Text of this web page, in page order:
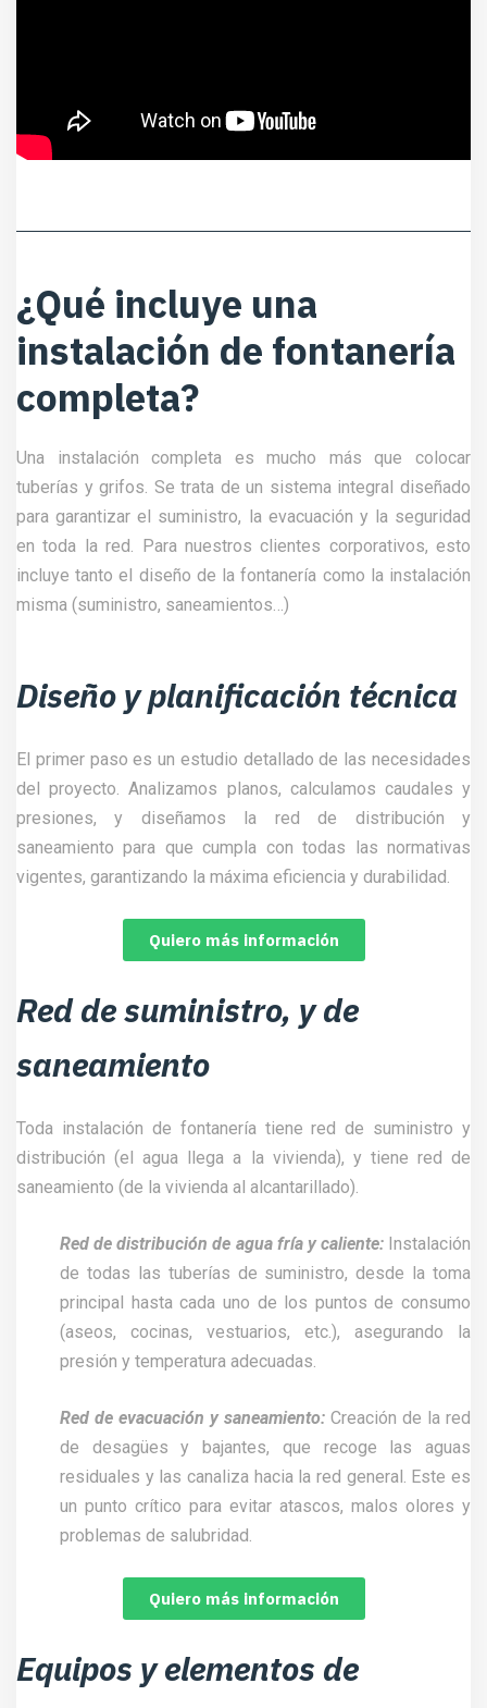
¿Qué incluye una
instalación de fontanería
completa?
Una instalación completa es mucho más que colocar
tuberías y grifos. Se trata de un sistema integral diseñado
para garantizar el suministro, la evacuación y la seguridad
en toda la red. Para nuestros clientes corporativos, esto
incluye tanto el diseño de la fontanería como la instalación
misma (suministro, saneamientos…)
Diseño y planificación técnica
El primer paso es un estudio detallado de las necesidades
del proyecto. Analizamos planos, calculamos caudales y
presiones, y diseñamos la red de distribución y
saneamiento para que cumpla con todas las normativas
vigentes, garantizando la máxima eficiencia y durabilidad.
Quiero más información
Red de suministro, y de
saneamiento
Toda instalación de fontanería tiene red de suministro y
distribución (el agua llega a la vivienda), y tiene red de
saneamiento (de la vivienda al alcantarillado).
Red de distribución de agua fría y caliente:Instalación
de todas las tuberías de suministro, desde la toma
principal hasta cada uno de los puntos de consumo
(aseos, cocinas, vestuarios, etc.), asegurando la
presión y temperatura adecuadas.
Red de evacuación y saneamiento: Creación de la red
de desagües y bajantes, que recoge las aguas
residuales y las canaliza hacia la red general. Este es
un punto crítico para evitar atascos, malos olores y
problemas de salubridad.
Quiero más información
Equipos y elementos de